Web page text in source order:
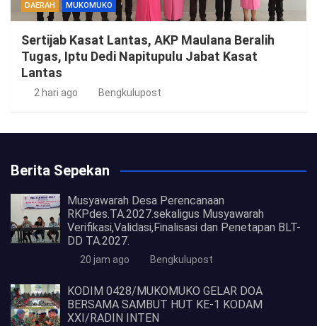
DAERAH MUKOMUKO
Sertijab Kasat Lantas, AKP Maulana Beralih
Tugas, Iptu Dedi Napitupulu Jabat Kasat
Lantas
2 hari ago Bengkulupost
Berita Sepekan
Musyawarah Desa Perencanaan
RKPdes.TA.2027.sekaligus Musyawarah
Verifikasi,Validasi,Finalisasi dan Penetapan BLT-
DD TA.2027.
20 jam ago Bengkulupost
KODIM 0428/MUKOMUKO GELAR DOA
BERSAMA SAMBUT HUT KE-1 KODAM
XXI/RADIN INTEN